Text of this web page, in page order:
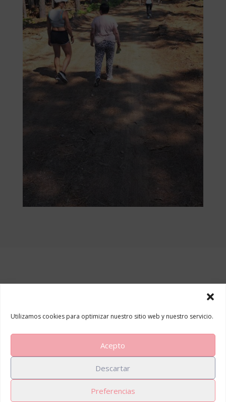
Utilizamos cookies para optimizar nuestro sitio web y nuestro servicio.
Acepto
Descartar
Preferencias
Inicio Servicios
Retiros de bienestar
Sobre Mí
Política de privacidad|Política de cookies